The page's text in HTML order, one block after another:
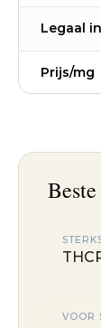
Legaal
Prijs/mg
VOOR